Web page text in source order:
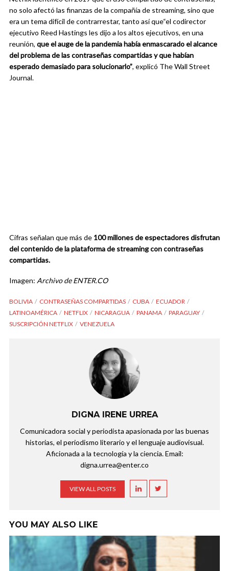
no solo afectó las finanzas de la compañía de streaming, sino que
era un tema difícil de contrarrestar, tanto así que“el codirector
ejecutivo Reed Hastings les dijo a los altos ejecutivos, en una
reunión, que el auge de la pandemia había enmascarado el alcance
del problema de las contraseñas compartidas y que habían
esperado demasiado para solucionarlo”, explicó The Wall Street
Journal.
Cifras señalan que más de 100 millones de espectadores disfrutan
del contenido de la plataforma de streaming con contraseñas
compartidas.
Imagen: Archivo de ENTER.CO
BOLIVIA CONTRASEÑAS COMPARTIDAS CUBA
ECUADOR
LATINOAMÉRICA
NETFLIX NICARAGUA PANAMA
PARAGUAY
SUSCRIPCIÓN NETFLIX
VENEZUELA
DIGNA IRENE URREA
Comunicadora social y periodista apasionada por las buenas
historias, el periodismo literario y el lenguaje audiovisual.
Aficionada a la tecnología y la ciencia. Email:
digna.urrea@enter.co
VIEW ALL POSTS
YOU MAY ALSO LIKE